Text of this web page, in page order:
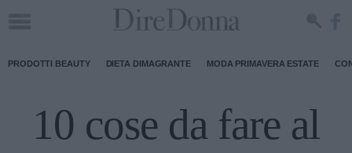
PRODOTTI BEAUTY DIETA DIMAGRANTE MODA PRIMAVERA ESTATE
10 cose da fare al